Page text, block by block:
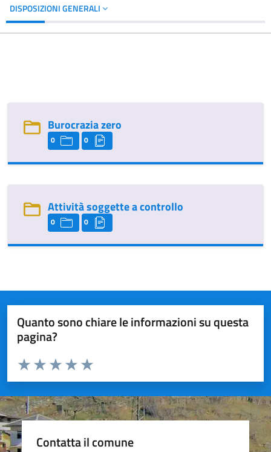
DISPOSIZIONI GENERALI
Burocrazia zero
0 0
Attività soggette a controllo
0 0
Quanto sono chiare le informazioni su questa
pagina?
Valuta da 1 a 5 stelle la pagina
Valuta 5 stelle su 5
Valuta 4 stelle su 5
Valuta 3 stelle su 5
Valuta 2 stelle su 5
Valuta 1 stelle su 5
Contatta il comune